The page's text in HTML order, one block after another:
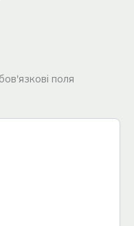
поля